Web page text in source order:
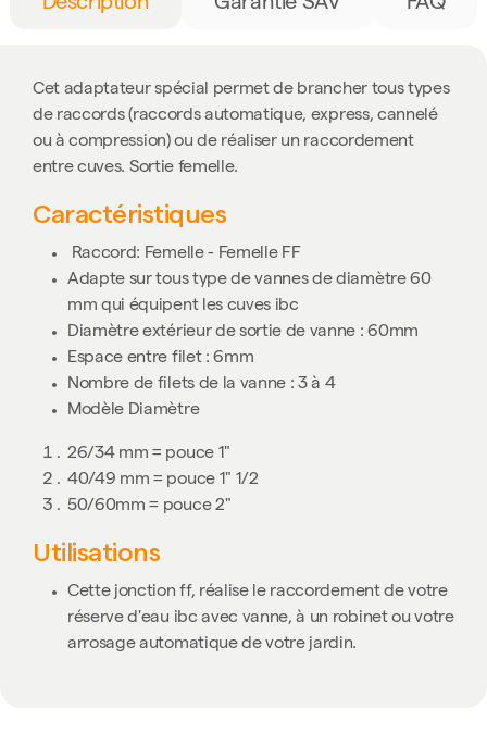
Cet adaptateur spécial permet de brancher tous types
de raccords (raccords automatique, express, cannelé
ou à compression) ou de réaliser un raccordement
entre cuves. Sortie femelle.
Caractéristiques
Raccord: Femelle - Femelle FF
Adapte sur tous type de vannes de diamètre 60
mm qui équipent les cuves ibc
Diamètre extérieur de sortie de vanne : 60mm
Espace entre filet : 6mm
Nombre de filets de la vanne : 3 à 4
Modèle Diamètre
26/34 mm = pouce 1"
40/49 mm = pouce 1" 1/2
50/60mm = pouce 2"
Utilisations
Cette jonction ff, réalise le raccordement de votre
réserve d'eau ibc avec vanne, à un robinet ou votre
arrosage automatique de votre jardin.